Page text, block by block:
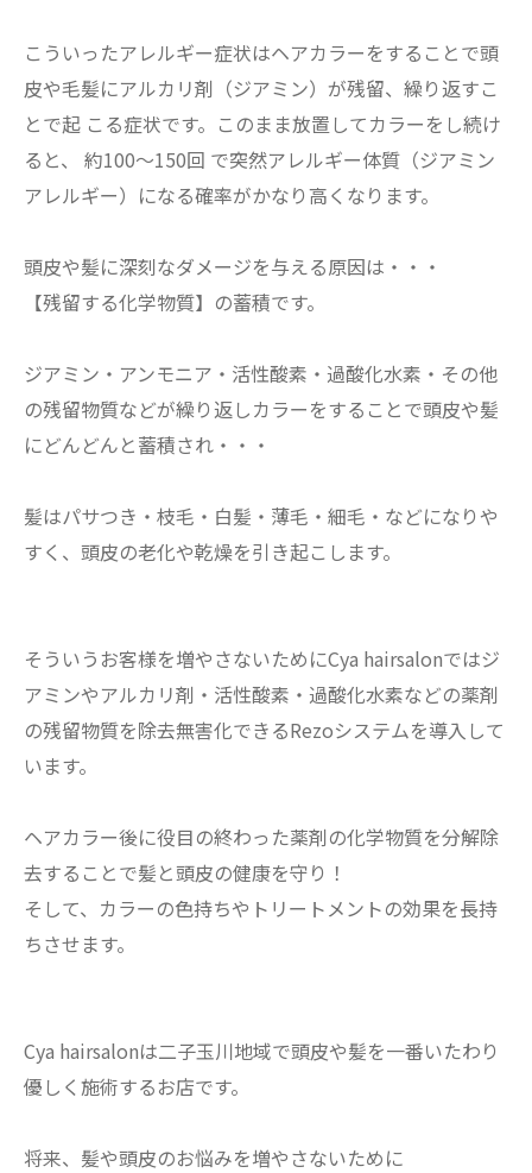
こういったアレルギー症状はヘアカラーをすることで頭
皮や毛髪にアルカリ剤（ジアミン）が残留、繰り返すこ
とで起 こる症状です。このまま放置してカラーをし続け
ると、 約100～150回 で突然アレルギー体質（ジアミン
アレルギー）になる確率がかなり高くなります。
頭皮や髪に深刻なダメージを与える原因は・・・
【残留する化学物質】の蓄積です。
ジアミン・アンモニア・活性酸素・過酸化水素・その他
の残留物質などが繰り返しカラーをすることで頭皮や髪
にどんどんと蓄積され・・・
髪はパサつき・枝毛・白髪・薄毛・細毛・などになりや
すく、頭皮の老化や乾燥を引き起こします。
そういうお客様を増やさないためにCya hairsalonではジ
アミンやアルカリ剤・活性酸素・過酸化水素などの薬剤
の残留物質を除去無害化できるRezoシステムを導入して
います。
ヘアカラー後に役目の終わった薬剤の化学物質を分解除
去することで髪と頭皮の健康を守り！
そして、カラーの色持ちやトリートメントの効果を長持
ちさせます。
Cya hairsalonは二子玉川地域で頭皮や髪を一番いたわり
優しく施術するお店です。
将来、髪や頭皮のお悩みを増やさないために